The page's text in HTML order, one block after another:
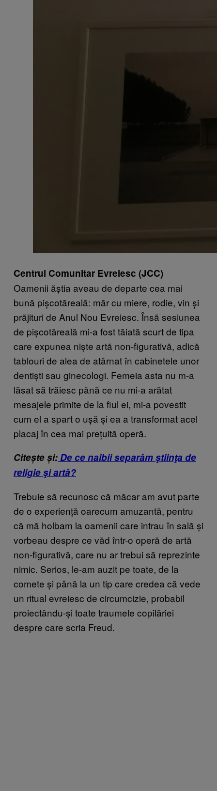
Centrul Comunitar Evreiesc (JCC)
Oamenii ăștia aveau de departe cea mai
bună pișcotăreală: măr cu miere, rodie, vin și
prăjituri de Anul Nou Evreiesc. Însă sesiunea
de pișcotăreală mi-a fost tăiată scurt de tipa
care expunea niște artă non-figurativă, adică
tablouri de alea de atârnat în cabinetele unor
dentiști sau ginecologi. Femeia asta nu m-a
lăsat să trăiesc până ce nu mi-a arătat
mesajele primite de la fiul ei, mi-a povestit
cum el a spart o ușă și ea a transformat acel
placaj în cea mai prețuită operă.
Citește și:De ce naibii separăm ştiinţa de
religie şi artă?
Trebuie să recunosc că măcar am avut parte
de o experiență oarecum amuzantă, pentru
că mă holbam la oamenii care intrau în sală și
vorbeau despre ce văd într-o operă de artă
non-figurativă, care nu ar trebui să reprezinte
nimic. Serios, le-am auzit pe toate, de la
comete și până la un tip care credea că vede
un ritual evreiesc de circumcizie, probabil
proiectându-și toate traumele copilăriei
despre care scria Freud.